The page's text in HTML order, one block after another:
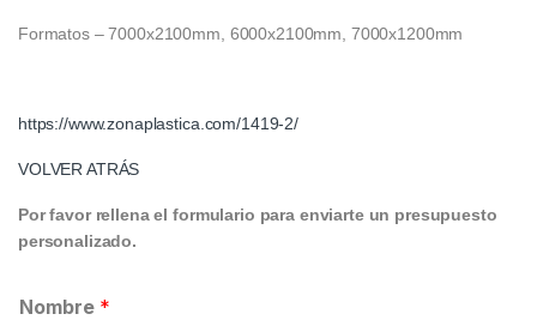
Formatos – 7000x2100mm, 6000x2100mm, 7000x1200mm
https://www.zonaplastica.com/1419-2/
VOLVER ATRÁS
Por favor rellena el formulario para enviarte un presupuesto
personalizado.
Nombre *